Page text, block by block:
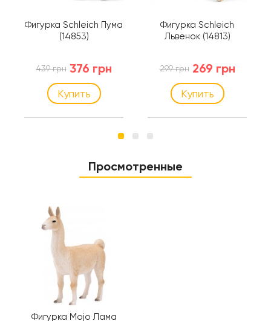
Фигурка Schleich Пума
(14853)
439 грн 376 грн
Купить
Фигурка Schleich
Львенок (14813)
299 грн 269 грн
Купить
Просмотренные
Фигурка Mojo Лама